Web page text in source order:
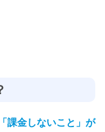
課金しないこと」が